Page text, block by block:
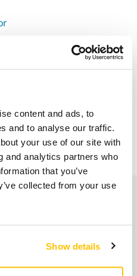
content and ads, to
and to analyse our traffic.
your use of our site with
and analytics partners who
that you’ve
collected from your use
Show details
superiores a 49,90€, IVA